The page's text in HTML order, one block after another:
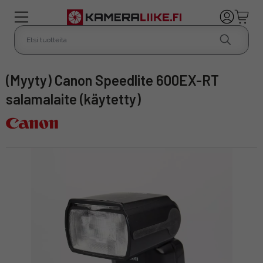
(Myyty) Canon Speedlite 600EX-RT
salamalaite (käytetty)